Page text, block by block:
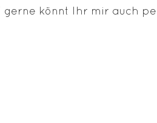
gerne könnt Ihr mir auch